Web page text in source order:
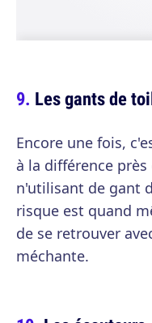
Les gants de
Encore une fois,
à la différence
n'utilisant de gant
risque est quand
de se retrouver
méchante.